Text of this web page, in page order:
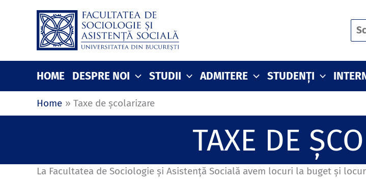
HOME DESPRE NOI STUDII ADMITERE STUDENȚI
Home Taxe de școlarizare
TAXE DE
La Facultatea de Sociologie și Asistență Socială avem locuri la buget și